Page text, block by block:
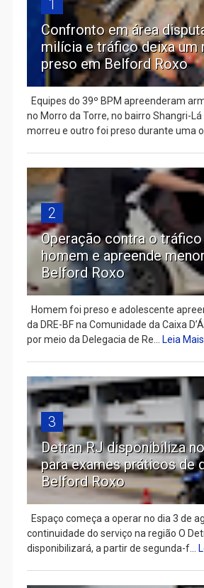
1
Confronto em área
milícia e tráfico deixa um
preso em Belford Roxo
Equipes do 39º BPM apreenderam
no Morro da Torre, no bairro Shangri-
morreu e outro foi preso durante uma
2
Operação contra o
homem e apreende
Belford Roxo
Homem foi preso e adolescente
da DRE-BF na Comunidade da Caixa
por meio da Delegacia de Re...
Leia Mais
3
Detran RJ disponibiliza
para exames práticos de
Belford Roxo
Espaço começa a operar no dia 3 de
continuidade do serviço na região O
disponibilizará, a partir de segunda-f...